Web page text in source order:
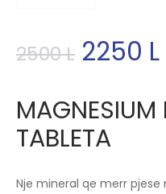
2500L 2250 L
TABLETA
Nje mineral qe merr